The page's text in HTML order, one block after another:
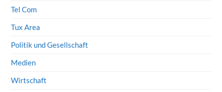
Tel Com
Tux Area
Politik und Gesellschaft
Medien
Wirtschaft